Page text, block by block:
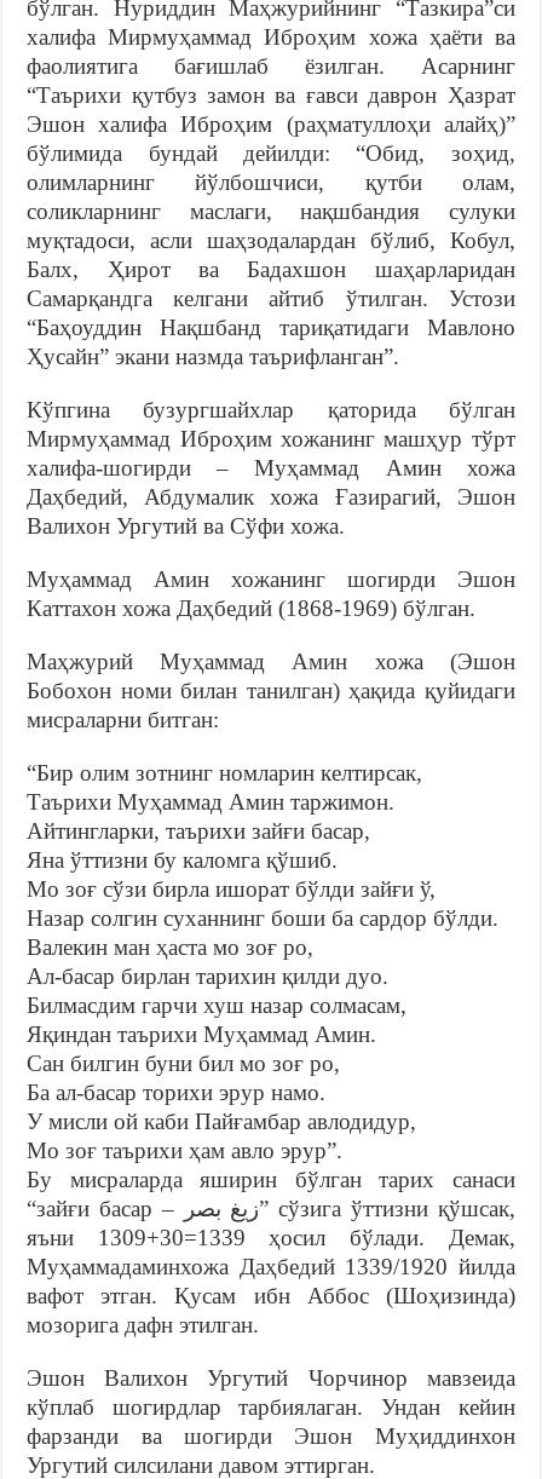
бўлган. Нуриддин Маҳжурийнинг “Тазкира”си
халифа Мирмуҳаммад Иброҳим хожа ҳаёти ва
фаолиятига бағишлаб ёзилган. Асарнинг
“Таърихи қутбуз замон ва ғавси даврон Ҳазрат
Эшон халифа Иброҳим (раҳматуллоҳи алайҳ)”
бўлимида бундай дейилди: “Обид, зоҳид,
олимларнинг йўлбошчиси, қутби олам,
соликларнинг маслаги, нақшбандия сулуки
муқтадоси, асли шаҳзодалардан бўлиб, Кобул,
Балх, Ҳирот ва Бадахшон шаҳарларидан
Самарқандга келгани айтиб ўтилган. Устози
“Баҳоуддин Нақшбанд тариқатидаги Мавлоно
Ҳусайн” экани назмда таърифланган”.
Кўпгина бузургшайхлар қаторида бўлган
Мирмуҳаммад Иброҳим хожанинг машҳур тўрт
халифа-шогирди – Муҳаммад Амин хожа
Даҳбедий, Абдумалик хожа Ғазирагий, Эшон
Валихон Ургутий ва Сўфи хожа.
Муҳаммад Амин хожанинг шогирди Эшон
Каттахон хожа Даҳбедий (1868-1969) бўлган.
Маҳжурий Муҳаммад Амин хожа (Эшон
Бобохон номи билан танилган) ҳақида қуйидаги
мисраларни битган:
“Бир олим зотнинг номларин келтирсак,
Таърихи Муҳаммад Амин таржимон.
Айтингларки, таърихи зайғи басар,
Яна ўттизни бу каломга қўшиб.
Мо зоғ сўзи бирла ишорат бўлди зайғи ў,
Назар солгин суханнинг боши ба сардор бўлди.
Валекин ман ҳаста мо зоғ ро,
Ал-басар бирлан тарихин қилди дуо.
Билмасдим гарчи хуш назар солмасам,
Яқиндан таърихи Муҳаммад Амин.
Сан билгин буни бил мо зоғ ро,
Ба ал-басар торихи эрур намо.
У мисли ой каби Пайғамбар авлодидур,
Мо зоғ таърихи ҳам авло эрур”.
Бу мисраларда яширин бўлган тарих санаси
“зайғи басар – زيغ بصر” сўзига ўттизни қўшсак,
яъни 1309+30=1339 ҳосил бўлади. Демак,
Муҳаммадаминхожа Даҳбедий 1339/1920 йилда
вафот этган. Қусам ибн Аббос (Шоҳизинда)
мозорига дафн этилган.
Эшон Валихон Ургутий Чорчинор мавзеида
кўплаб шогирдлар тарбиялаган. Ундан кейин
фарзанди ва шогирди Эшон Муҳиддинхон
Ургутий силсилани давом эттирган.